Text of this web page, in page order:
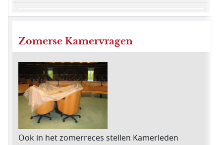
Zomerse Kamervragen
Ook in het zomerreces stellen Kamerleden